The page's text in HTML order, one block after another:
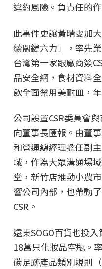
違約風險。負責任的
此事件更讓黃晴雯加
續關鍵六力」，率先
台灣第一家跟廠商簽
品安全網，食材資料
飲全面禁用美耐皿，
公司設置CSR委員會
向董事長匯報。由董
和營運總經理擔任副
域，作為大眾溝通場
堂，新竹店推動小農
響公司內部，也帶動
CSR。
遠東SOGO百貨也投
18萬只化妝品空瓶。
碳足跡產品類別規則